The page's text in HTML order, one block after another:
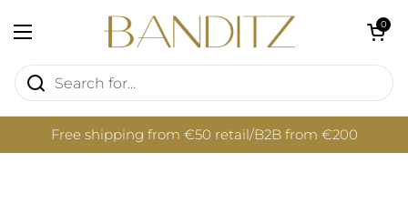
Open menu
Open cart
0
Free shipping from €50 retail/B2B from €200